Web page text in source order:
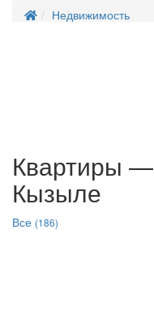
Недвижимость
Квартиры —
Кызыле
Все (186)